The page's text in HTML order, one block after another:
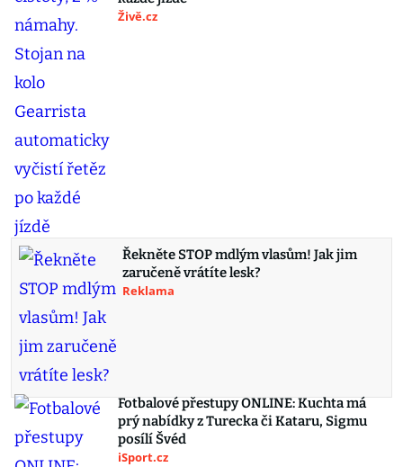
Živě.cz
Řekněte STOP mdlým vlasům! Jak jim
zaručeně vrátíte lesk?
Reklama
Fotbalové přestupy ONLINE: Kuchta má
prý nabídky z Turecka či Kataru, Sigmu
posílí Švéd
iSport.cz